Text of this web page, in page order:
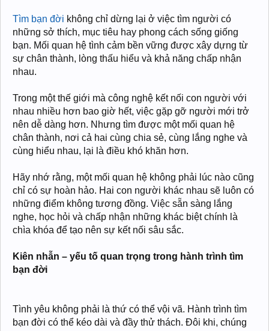
Tìm bạn đời không chỉ dừng lại ở việc tìm người có
những sở thích, mục tiêu hay phong cách sống giống
bạn. Mối quan hệ tình cảm bền vững được xây dựng từ
sự chân thành, lòng thấu hiểu và khả năng chấp nhận
nhau.
Trong một thế giới mà công nghệ kết nối con người với
nhau nhiều hơn bao giờ hết, việc gặp gỡ người mới trở
nên dễ dàng hơn. Nhưng tìm được một mối quan hệ
chân thành, nơi cả hai cùng chia sẻ, cùng lắng nghe và
cùng hiểu nhau, lại là điều khó khăn hơn.
Hãy nhớ rằng, một mối quan hệ không phải lúc nào cũng
chỉ có sự hoàn hảo. Hai con người khác nhau sẽ luôn có
những điểm không tương đồng. Việc sẵn sàng lắng
nghe, học hỏi và chấp nhận những khác biệt chính là
chìa khóa để tạo nên sự kết nối sâu sắc.
Kiên nhẫn – yếu tố quan trọng trong hành trình tìm
bạn đời
Tình yêu không phải là thứ có thể vội vã. Hành trình tìm
bạn đời có thể kéo dài và đầy thử thách. Đôi khi, chúng